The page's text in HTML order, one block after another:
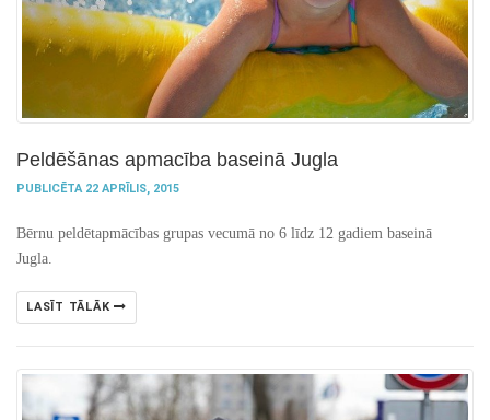
Peldēšānas apmacība baseinā Jugla
PUBLICĒTA 22 APRĪLIS, 2015
Bērnu peldētapmācības grupas vecumā no 6 līdz 12 gadiem baseinā
Jugla.
LASĪT TĀLĀK